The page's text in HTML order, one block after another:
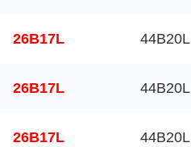
26B17L 44B20L
26B17L 44B20L
26B17L 44B20L